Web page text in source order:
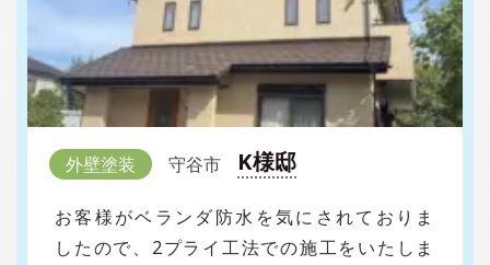
外壁塗装 守谷市 K様邸
お客様がベランダ防水を気にされておりま
したので、2プライ工法での施工をいたしま